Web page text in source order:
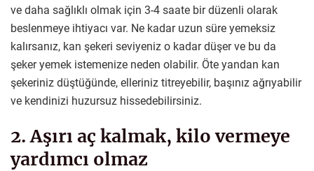
ve daha sağlıklı olmak için 3-4 saate bir düzenli olarak
beslenmeye ihtiyacı var. Ne kadar uzun süre yemeksiz
kalırsanız, kan şekeri seviyeniz o kadar düşer ve bu da
şeker yemek istemenize neden olabilir. Öte yandan kan
şekeriniz düştüğünde, elleriniz titreyebilir, başınız ağrıyabilir
ve kendinizi huzursuz hissedebilirsiniz.
2. Aşırı aç kalmak, kilo vermeye
yardımcı olmaz